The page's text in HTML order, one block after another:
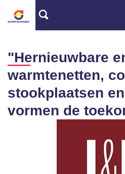
"Hernieuwbare
warmtenetten,
stookplaatsen en
vormen de